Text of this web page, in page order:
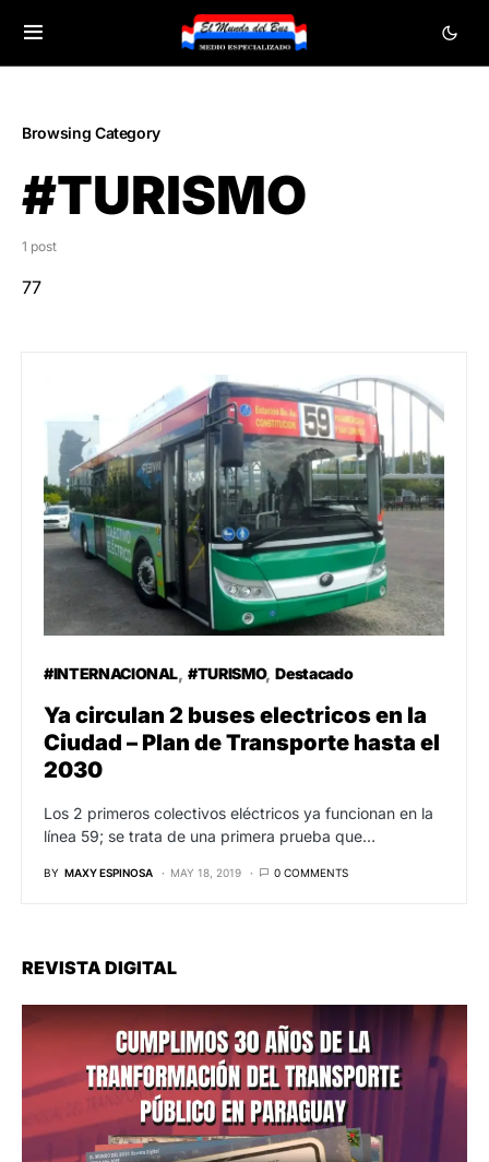
Browsing Category
#TURISMO
1 post
77
#INTERNACIONAL #TURISMO Destacado
Ya circulan 2 buses electricos en la
Ciudad – Plan de Transporte hasta el
2030
Los 2 primeros colectivos eléctricos ya funcionan en la
línea 59; se trata de una primera prueba que…
BY MAXY ESPINOSA MAY 18, 2019 0 COMMENTS
REVISTA DIGITAL